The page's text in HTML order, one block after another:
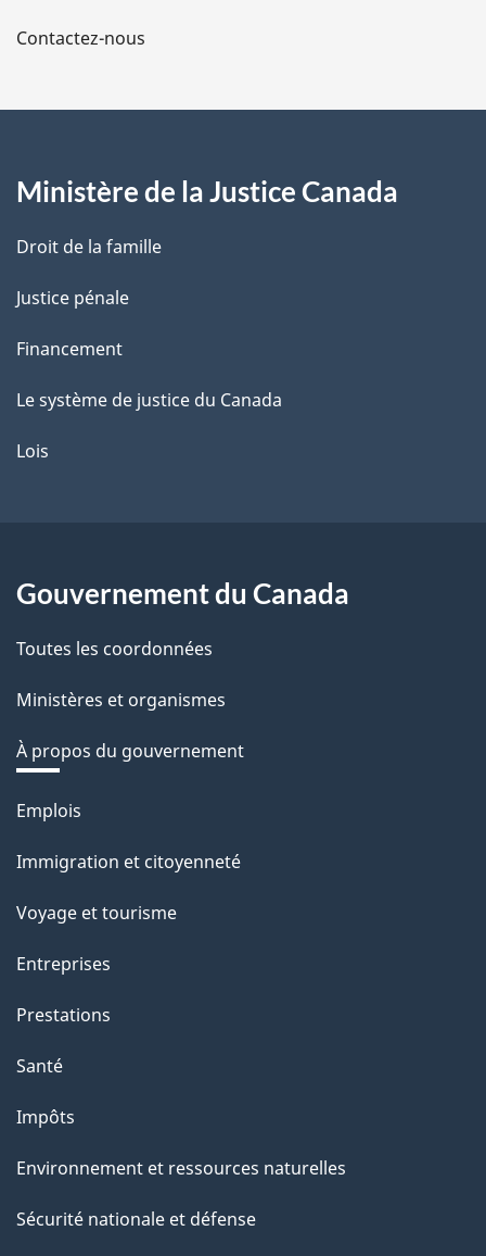
a
e
Contactez-nous
Ministère de la Justice Canada
Droit de la famille
Justice pénale
Financement
Le système de justice du Canada
Lois
Gouvernement du Canada
Toutes les coordonnées
Ministères et organismes
À propos du gouvernement
Thèmes
sujets
Emplois
Immigration et citoyenneté
Voyage et tourisme
Entreprises
Prestations
Santé
Impôts
Environnement et ressources naturelles
Sécurité nationale et défense